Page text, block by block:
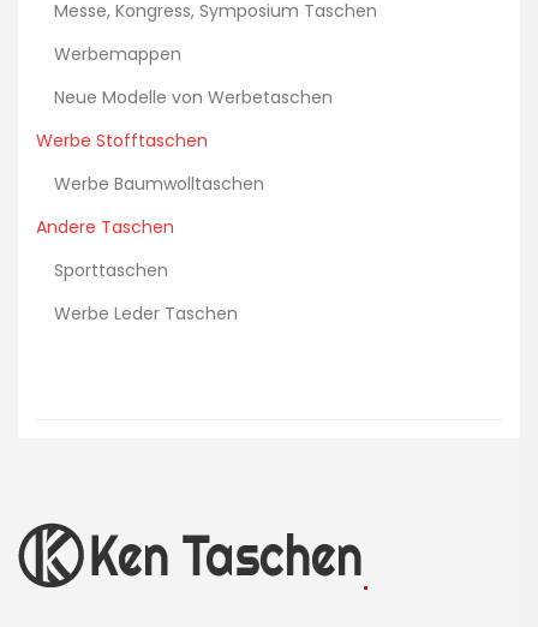
Messe, Kongress, Symposium Taschen
Werbemappen
Neue Modelle von Werbetaschen
Werbe Stofftaschen
Werbe Baumwolltaschen
Andere Taschen
Sporttaschen
Werbe Leder Taschen